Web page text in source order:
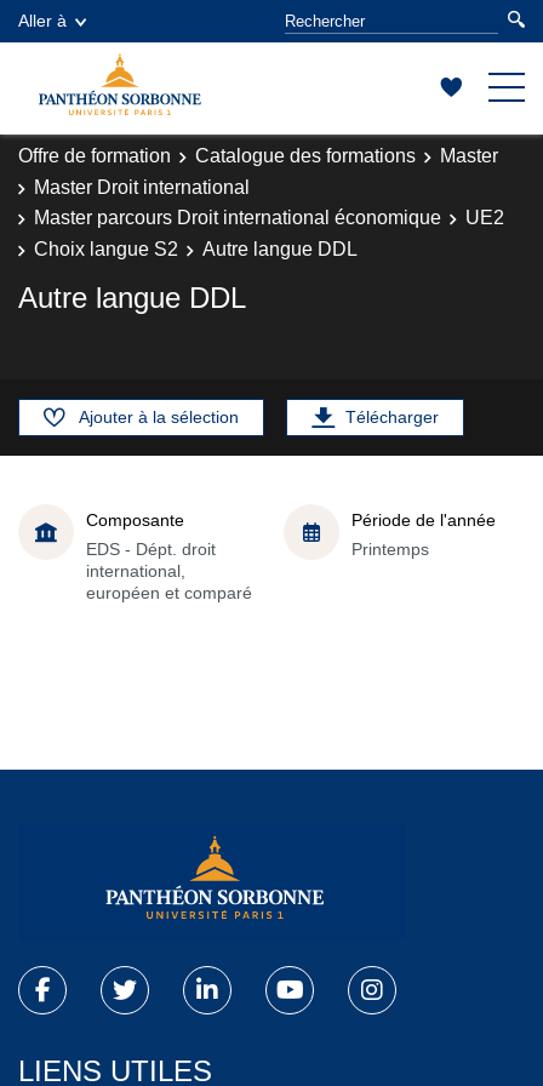
Aller à
Offre de formation Catalogue des formations
Master
Master Droit international
Master parcours Droit international économique
UE2
Choix langue S2
Autre langue DDL
Autre langue DDL
Ajouter à la sélection Télécharger
Composante
EDS - Dépt. droit
international,
européen et comparé
Période de l'année
Printemps
LIENS UTILES